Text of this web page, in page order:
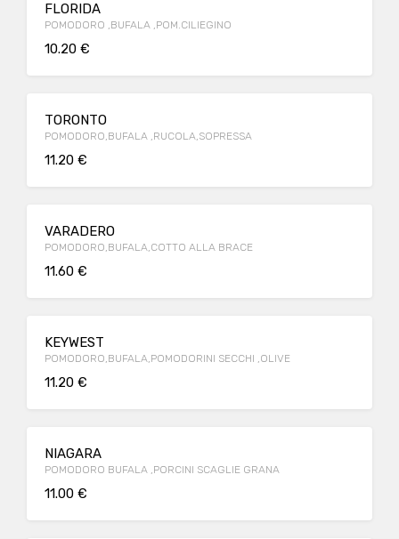
FLORIDA
POMODORO ,BUFALA ,POM.CILIEGINO
10.20 €
TORONTO
POMODORO,BUFALA ,RUCOLA,SOPRESSA
11.20 €
VARADERO
POMODORO,BUFALA,COTTO ALLA BRACE
11.60 €
KEYWEST
POMODORO,BUFALA,POMODORINI SECCHI ,OLIVE
11.20 €
NIAGARA
POMODORO BUFALA ,PORCINI SCAGLIE GRANA
11.00 €